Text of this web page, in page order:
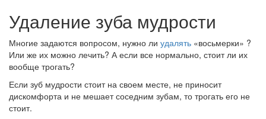
Удаление зуба мудрости
Многие задаются вопросом, нужно ли удалять «восьмерки» ?
Или же их можно лечить? А если все нормально, стоит ли их
вообще трогать?
Если зуб мудрости стоит на своем месте, не приносит
дискомфорта и не мешает соседним зубам, то трогать его не
стоит.